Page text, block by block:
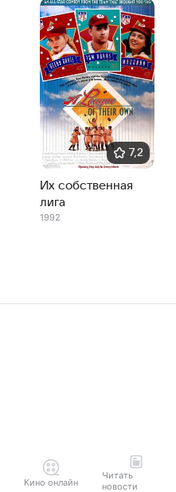
7,2
Их собственная
лига
1992
Кино онлайн
Читать
новости